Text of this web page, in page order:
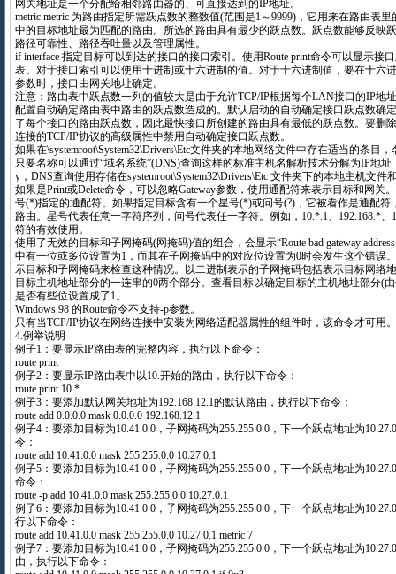
网关地址是一个分配给相邻路由器的、可直接达到的IP地址。
metric metric 为路由指定所需跃点数的整数值(范围是1～9999)，它用来在路由表
中的目标地址最为匹配的路由。所选的路由具有最少的跃点数。跃点数能够反映
路径可靠性、路径吞吐量以及管理属性。
if interface 指定目标可以到达的接口的接口索引。使用Route print命令可以显示接
表。对于接口索引可以使用十进制或十六进制的值。对于十六进制值，要在十六
参数时，接口由网关地址确定。
注意：路由表中跃点数一列的值较大是由于允许TCP/IP根据每个LAN接口的IP地
配置自动确定路由表中路由的跃点数造成的。默认启动的自动确定接口跃点数确
了每个接口的路由跃点数，因此最快接口所创建的路由具有最低的跃点数。要删
连接的TCP/IP协议的高级属性中禁用自动确定接口跃点数。
如果在\systemroot\System32\Drivers\Etc文件夹的本地网络文件中存在适当的条目
只要名称可以通过“域名系统”(DNS)查询这样的标准主机名解析技术分解为IP地址
y，DNS查询使用存储在systemroot\System32\Drivers\Etc 文件夹下的本地主机文件
如果是Print或Delete命令，可以忽略Gateway参数，使用通配符来表示目标和网关
号(*)指定的通配符。如果指定目标含有一个星号(*)或问号(?)，它被看作是通配符
路由。星号代表任意一字符序列，问号代表任一字符。例如，10.*.1、192.168.*
符的有效使用。
使用了无效的目标和子网掩码(网掩码)值的组合，会显示“Route bad gateway
中有一位或多位设置为1，而其在子网掩码中的对应位设置为0时会发生这个错误
示目标和子网掩码来检查这种情况。以二进制表示的子网掩码包括表示目标网络
目标主机地址部分的一连串的0两个部分。查看目标以确定目标的主机地址部分(
是否有些位设置成了1。
Windows 98 的Route命令不支持-p参数。
只有当TCP/IP协议在网络连接中安装为网络适配器属性的组件时，该命令才可用。
4.例举说明
例子1：要显示IP路由表的完整内容，执行以下命令：
route print
例子2：要显示IP路由表中以10.开始的路由，执行以下命令：
route print 10.*
例子3：要添加默认网关地址为192.168.12.1的默认路由，执行以下命令：
route add 0.0.0.0 mask 0.0.0.0 192.168.12.1
例子4：要添加目标为10.41.0.0，子网掩码为255.255.0.0，下一个跃点地址为
令：
route add 10.41.0.0 mask 255.255.0.0 10.27.0.1
例子5：要添加目标为10.41.0.0，子网掩码为255.255.0.0，下一个跃点地址为
命令：
route -p add 10.41.0.0 mask 255.255.0.0 10.27.0.1
例子6：要添加目标为10.41.0.0，子网掩码为255.255.0.0，下一个跃点地址为
行以下命令：
route add 10.41.0.0 mask 255.255.0.0 10.27.0.1 metric 7
例子7：要添加目标为10.41.0.0，子网掩码为255.255.0.0，下一个跃点地址为
由，执行以下命令：